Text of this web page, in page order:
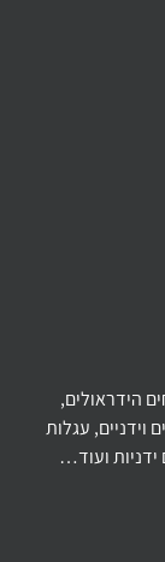
הידראולים,
וידניים, עגלות
ועוד…